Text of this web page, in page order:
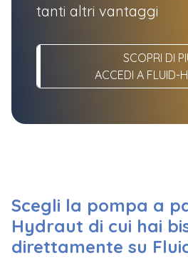
tanti altri vantaggi
SCOPRI DI
ACCEDI A FLUID-
Scegli la pompa a
Hydraut di cui hai
direttamente su